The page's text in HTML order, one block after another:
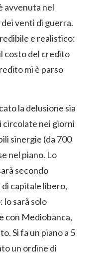
avvenuta nel
venti di guerra.
e realistico:
costo del credito
mi è parso
la delusione sia
circolate nei giorni
sinergie (da 700
nel piano. Lo
secondo
di capitale libero,
lo sarà solo
con Mediobanca,
Si fa un piano a 5
un ordine di